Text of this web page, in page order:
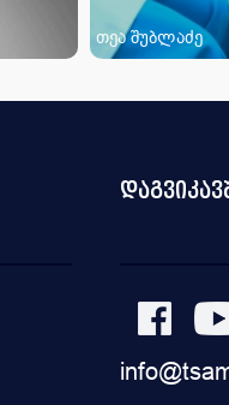
თეა შუბლაძე